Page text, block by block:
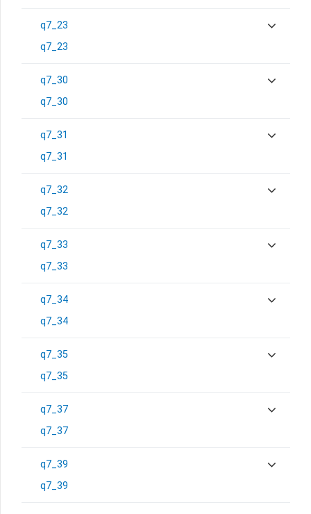
q7_23
q7_23
q7_30
q7_30
q7_31
q7_31
q7_32
q7_32
q7_33
q7_33
q7_34
q7_34
q7_35
q7_35
q7_37
q7_37
q7_39
q7_39